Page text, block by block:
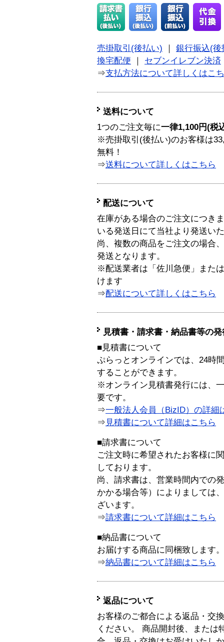
売掛取引(後払い)
銀行振込(後
換宅配便
セブンイレブン決済
⇒支払方法について詳しくはこ
送料について
1つのご注文毎に一律1,100円(税
※売掛取引(後払い)のお客様は
無料！
⇒送料について詳しくはこちら
配送について
在庫がある場合のご注文につき
いる発送日にて当社より発送い
尚、複数の商品をご注文の場合
発送となります。
※配送業者は「佐川急便」また
けます
⇒配送について詳しくはこちら
見積書・請求書・納品書等の
■見積書について
ぷらっとオンラインでは、24時
することができます。
※オンライン見積書発行には、
要です。
⇒一般法人会員（BizID）の詳細
⇒ 見積書について詳細はこちら
■請求書について
ご注文時に希望されたお客様に
しております。
尚、請求書は、営業時間内での
かかる場合等）によりましては
ざいます。
⇒請求書について詳細はこちら
■納品書について
お届けする商品に同梱致します。
⇒納品書について詳細はこちら
返品について
お客様のご都合による返品・交
ください。 商品開封後、または